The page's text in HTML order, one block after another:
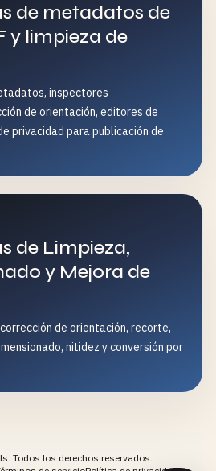
de metadatos de
y limpieza de
inspectores
de orientación, editores de
privacidad para publicación de
de Limpieza,
y Mejora de
de orientación, recorte,
nitidez y conversión por
Todos los derechos reservados.